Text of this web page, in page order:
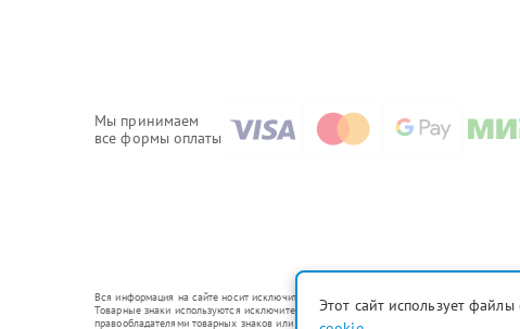
Мы принимаем
все формы оплаты
Вся информация на сайте носит исключительно справочный характер.
Товарные знаки используются исключительно для описания устройств, в отношении
правообладателями товарных знаков или их официальными представителями.
Этот сайт использует